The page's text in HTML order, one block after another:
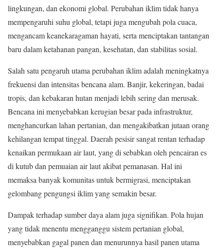
lingkungan, dan ekonomi global. Perubahan iklim tidak hanya
mempengaruhi suhu global, tetapi juga mengubah pola cuaca,
mengancam keanekaragaman hayati, serta menciptakan tantangan
baru dalam ketahanan pangan, kesehatan, dan stabilitas sosial.
Salah satu pengaruh utama perubahan iklim adalah meningkatnya
frekuensi dan intensitas bencana alam. Banjir, kekeringan, badai
tropis, dan kebakaran hutan menjadi lebih sering dan merusak.
Bencana ini menyebabkan kerugian besar pada infrastruktur,
menghancurkan lahan pertanian, dan mengakibatkan jutaan orang
kehilangan tempat tinggal. Daerah pesisir sangat rentan terhadap
kenaikan permukaan air laut, yang di sebabkan oleh pencairan es
di kutub dan pemuaian air laut akibat pemanasan. Hal ini
memaksa banyak komunitas untuk bermigrasi, menciptakan
gelombang pengungsi iklim yang semakin besar.
Dampak terhadap sumber daya alam juga signifikan. Pola hujan
yang tidak menentu mengganggu sistem pertanian global,
menyebabkan gagal panen dan menurunnya hasil panen utama